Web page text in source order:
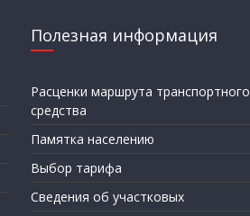
Полезная информация
Расценки маршрута транспортного
средства
Памятка населению
Выбор тарифа
Сведения об участковых